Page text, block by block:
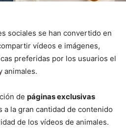
sociales se han convertido en
vídeos e imágenes,
preferidas por los usuarios el
animales.
de páginas exclusivas
a la gran cantidad de contenido
de los vídeos de animales.